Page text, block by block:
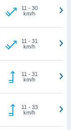
11 - 30
km/h
11 - 31
km/h
11 - 31
km/h
11 - 33
km/h